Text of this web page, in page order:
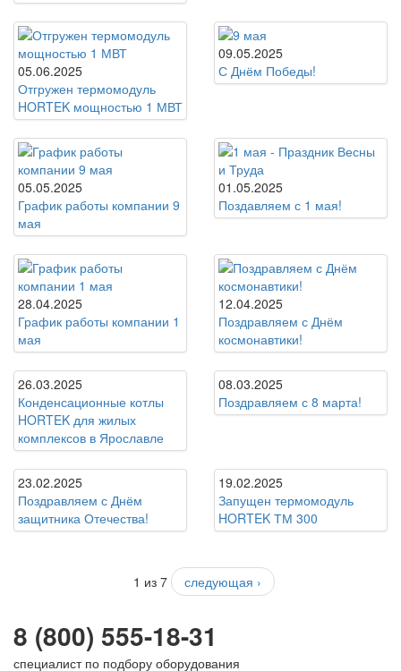
05.06.2025
Отгружен термомодуль
HORTEK мощностью 1 МВТ
09.05.2025
С Днём Победы!
05.05.2025
График работы компании 9
мая
01.05.2025
Поздавляем с 1 мая!
28.04.2025
График работы компании 1
мая
12.04.2025
Поздравляем с Днём
космонавтики!
26.03.2025
Конденсационные котлы
HORTEK для жилых
комплексов в Ярославле
08.03.2025
Поздравляем с 8 марта!
23.02.2025
Поздравляем с Днём
защитника Отечества!
19.02.2025
Запущен термомодуль
HORTEK ТМ 300
1 из 7 следующая ›
8 (800) 555-18-31
специалист по подбору оборудования